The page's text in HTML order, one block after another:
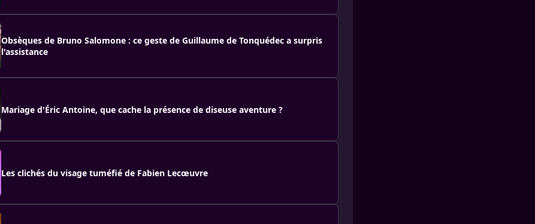
Obsèques de Bruno Salomone : ce geste de Guillaume de Tonquédec a surpris
l'assistance
Mariage d'Éric Antoine, que cache la présence de diseuse aventure ?
Les clichés du visage tuméfié de Fabien Lecœuvre